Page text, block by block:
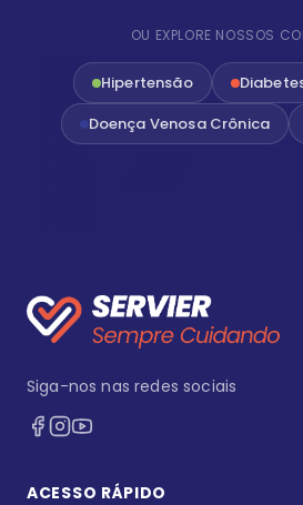
OU EXPLORE NOSSOS
Hipertensão
Doença Venosa Crônica
Siga-nos nas redes sociais
ACESSO RÁPIDO